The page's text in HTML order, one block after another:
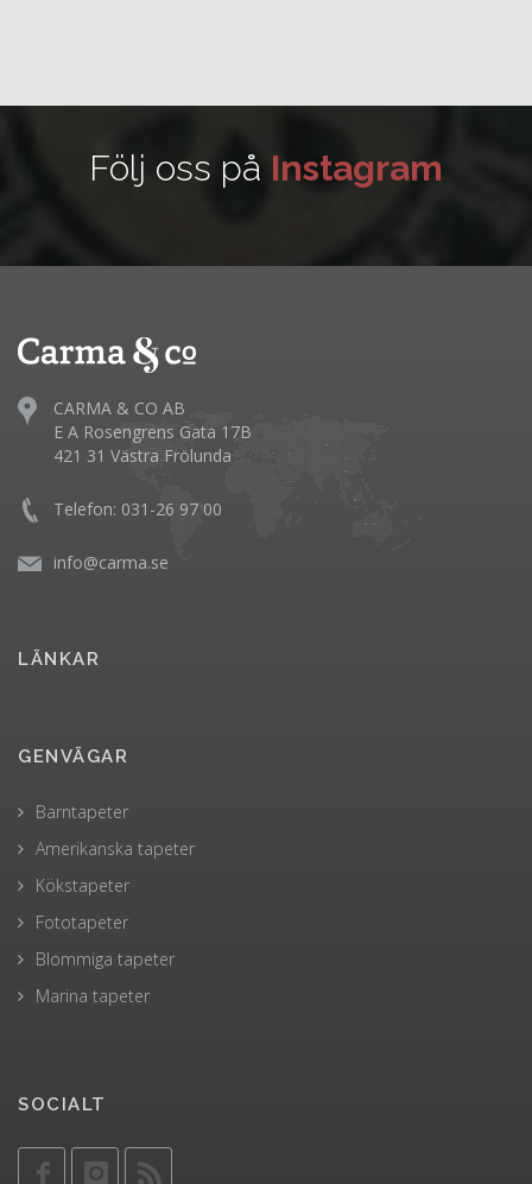
Följ oss på Instagram
CARMA & CO AB
E A Rosengrens Gata 17B
421 31 Västra Frölunda
Telefon: 031-26 97 00
info@carma.se
LÄNKAR
GENVÄGAR
Barntapeter
Amerikanska tapeter
Kökstapeter
Fototapeter
Blommiga tapeter
Marina tapeter
SOCIALT